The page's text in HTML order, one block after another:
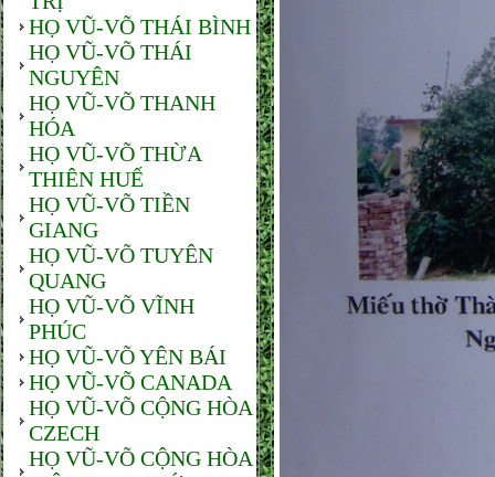
HỌ VŨ-VÕ THÁI BÌNH
HỌ VŨ-VÕ THÁI
NGUYÊN
HỌ VŨ-VÕ THANH
HÓA
HỌ VŨ-VÕ THỪA
THIÊN HUẾ
HỌ VŨ-VÕ TIỀN
GIANG
HỌ VŨ-VÕ TUYÊN
QUANG
HỌ VŨ-VÕ VĨNH
PHÚC
HỌ VŨ-VÕ YÊN BÁI
HỌ VŨ-VÕ CANADA
HỌ VŨ-VÕ CỘNG HÒA
CZECH
HỌ VŨ-VÕ CỘNG HÒA